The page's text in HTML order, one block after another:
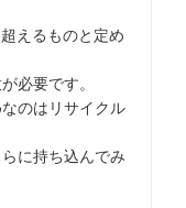
えるものと定め
必要です。
のはリサイクル
に持ち込んでみ